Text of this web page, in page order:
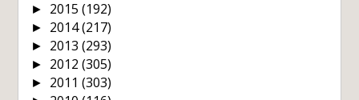
► 2015(192)
► 2014(217)
► 2013(293)
► 2012(305)
► 2011(303)